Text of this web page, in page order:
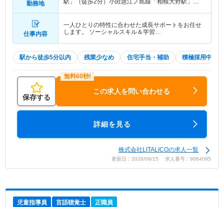
勤務地
駅」（徒歩2分）小田急江ノ島線「相模大野駅」
仕事内容
一人ひとりの特性に合わせた成長サポートをお任せ
します。 ソーシャルスキル＆学習…
駅から徒歩5分以内 残業少なめ 住宅手当・補助 積極採用中
保存する
この求人を問い合わせる
詳細を見る
株式会社LITALICOの求人一覧
更新日：2026/06/15 求人番号：9064095
児童指導員 言語聴覚士 正職員